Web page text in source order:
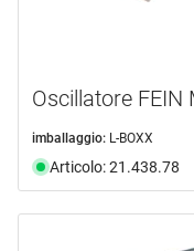
Oscillatore
imballaggio: L-BOXX
Articolo: 21.438.78